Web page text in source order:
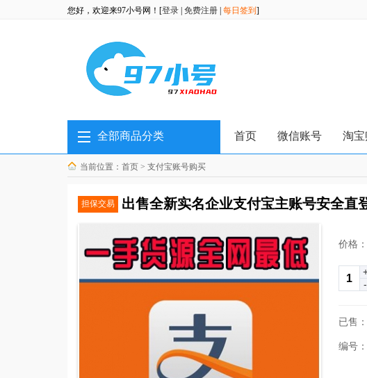
您好，欢迎来97小号网！[登录 免费注册 每日签到 ]
全部商品分类 首页 微信账号 淘
当前位置： 首页 > 支付宝账号购买
担保交易 出售全新实名企业支付宝主账号安全直
价格：
-
已售
编号